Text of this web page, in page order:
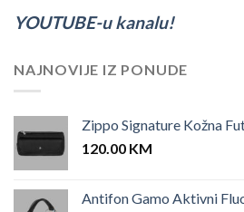
YOUTUBE-u kanalu!
NAJNOVIJE IZ PONUDE
Zippo Signature Kožna
120.00 KM
Antifon Gamo Aktivni